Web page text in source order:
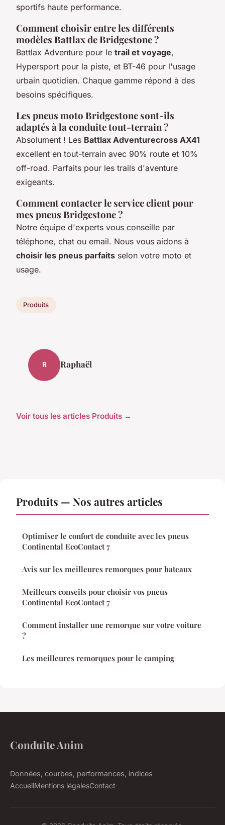
sportifs haute performance.
Comment choisir entre les différents
modèles Battlax de Bridgestone ?
Battlax Adventure pour le trail et voyage,
Hypersport pour la piste, et BT-46 pour l'usage
urbain quotidien. Chaque gamme répond à des
besoins spécifiques.
Les pneus moto Bridgestone sont-ils
adaptés à la conduite tout-terrain ?
Absolument ! Les Battlax Adventurecross AX41
excellent en tout-terrain avec 90% route et 10%
off-road. Parfaits pour les trails d'aventure
exigeants.
Comment contacter le service client pour
mes pneus Bridgestone ?
Notre équipe d'experts vous conseille par
téléphone, chat ou email. Nous vous aidons à
choisir les pneus parfaits selon votre moto et
usage.
Produits
R Raphaël
Voir tous les articles Produits →
Produits — Nos autres articles
Optimiser le confort de conduite avec les pneus
Continental EcoContact 7
Avis sur les meilleures remorques pour bateaux
Meilleurs conseils pour choisir vos pneus
Continental EcoContact 7
Comment installer une remorque sur votre voiture
?
Les meilleures remorques pour le camping
Conduite Anim
Données, courbes, performances, indices
AccueilMentions légalesContact